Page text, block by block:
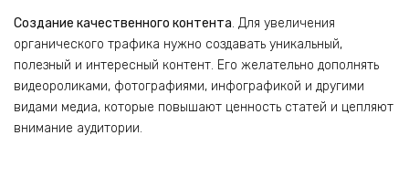
Создание качественного контента. Для увеличения
органического трафика нужно создавать уникальный,
полезный и интересный контент. Его желательно дополнять
видеороликами, фотографиями, инфографикой и другими
видами медиа, которые повышают ценность статей и цепляют
внимание аудитории.